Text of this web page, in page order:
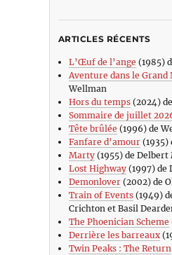
ARTICLES RÉCENTS
L’Œuf de l’ange (1985)
Aventure dans le Grand
Wellman
Hors du temps(2024)
Sommaire de juillet
Tête brûlée (1996) de
Fanfare d’amour(1935)
Marty(1955) de Delbert
Lost Highway(1997) de
Demonlover(2002) de
Train of Events(1949)
Crichton et Basil
The Phoenician Scheme
Derrière les barreaux
Twin Peaks : The Return